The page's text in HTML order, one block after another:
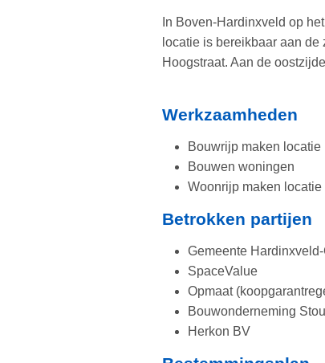
In Boven-Hardinxveld op
locatie is bereikbaar aan
Hoogstraat. Aan de
Werkzaamheden
Bouwrijp maken locatie
Bouwen woningen
Woonrijp maken locatie
Betrokken partijen
Gemeente
SpaceValue
Opmaat
Bouwonderneming
Herkon BV